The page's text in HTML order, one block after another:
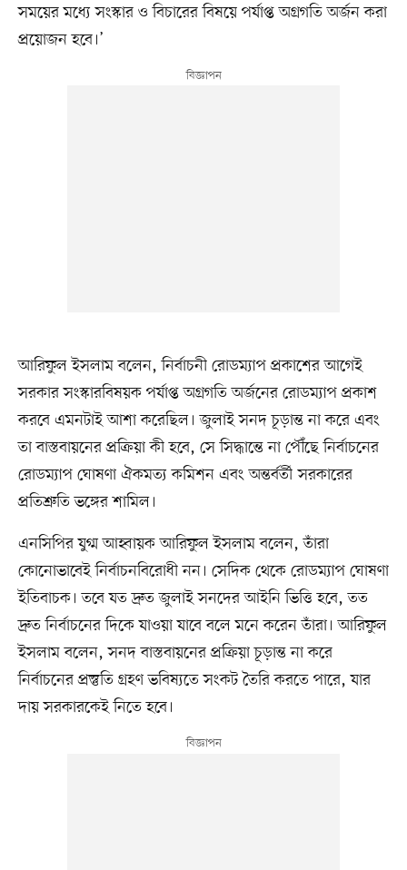
সময়ের মধ্যে সংস্কার ও বিচারের বিষয়ে পর্যাপ্ত অগ্রগতি অর্জন করা
প্রয়োজন হবে।’
আরিফুল ইসলাম বলেন, নির্বাচনী রোডম্যাপ প্রকাশের আগেই
সরকার সংস্কারবিষয়ক পর্যাপ্ত অগ্রগতি অর্জনের রোডম্যাপ প্রকাশ
করবে এমনটাই আশা করেছিল। জুলাই সনদ চূড়ান্ত না করে এবং
তা বাস্তবায়নের প্রক্রিয়া কী হবে, সে সিদ্ধান্তে না পৌঁছে নির্বাচনের
রোডম্যাপ ঘোষণা ঐকমত্য কমিশন এবং অন্তর্বর্তী সরকারের
প্রতিশ্রুতি ভঙ্গের শামিল।
এনসিপির যুগ্ম আহ্বায়ক আরিফুল ইসলাম বলেন, তাঁরা
কোনোভাবেই নির্বাচনবিরোধী নন। সেদিক থেকে রোডম্যাপ ঘোষণা
ইতিবাচক। তবে যত দ্রুত জুলাই সনদের আইনি ভিত্তি হবে, তত
দ্রুত নির্বাচনের দিকে যাওয়া যাবে বলে মনে করেন তাঁরা। আরিফুল
ইসলাম বলেন, সনদ বাস্তবায়নের প্রক্রিয়া চূড়ান্ত না করে
নির্বাচনের প্রস্তুতি গ্রহণ ভবিষ্যতে সংকট তৈরি করতে পারে, যার
দায় সরকারকেই নিতে হবে।